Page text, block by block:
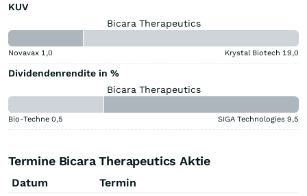
KUV
Bicara Therapeutics
Novavax 1,0 Krystal Biotech 19,0
Dividendenrendite in %
Bicara Therapeutics
Bio-Techne 0,5 SIGA Technologies 9,5
Termine Bicara Therapeutics Aktie
Datum
Termin